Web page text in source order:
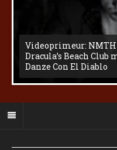
Videoprimeur:
Dracula’s Beach
Danze Con El Diablo